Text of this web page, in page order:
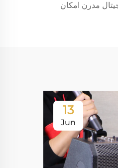
مدرن امکان
13
Jun